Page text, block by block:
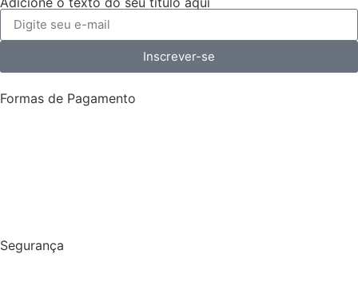
Inscrever-se
Formas de Pagamento
Segurança